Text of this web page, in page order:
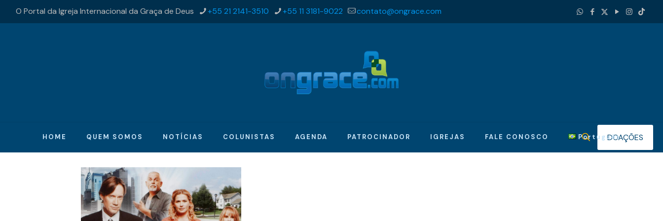
O Portal da Igreja Internacional da Graça de Deus +55 21 2141-3510 +55 11 3181-9022 contato@ongrace.com
HOME QUEM SOMOS NOTÍCIAS COLUNISTAS AGENDA PATROCINADOR IGREJAS FALE CONOSCO PortuguêsDOAÇÕES